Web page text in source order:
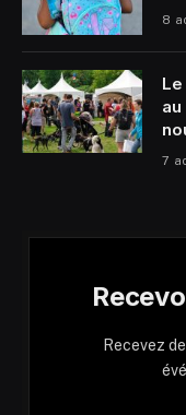
8
7
Recevez